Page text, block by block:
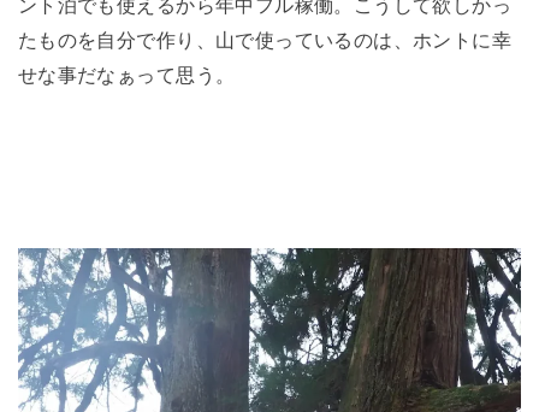
ント泊でも使えるから年中フル稼働。こうして欲しかっ
たものを自分で作り、山で使っているのは、ホントに幸
せな事だなぁって思う。